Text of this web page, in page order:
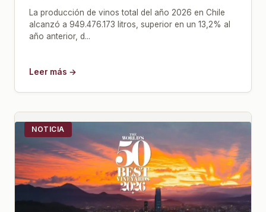
La producción de vinos total del año 2026 en Chile
alcanzó a 949.476.173 litros, superior en un 13,2% al
año anterior, d...
Leer más →
NOTICIA